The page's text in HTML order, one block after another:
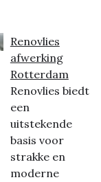
Renovlies
afwerking
Rotterdam
Renovlies biedt
een
uitstekende
basis voor
strakke en
moderne